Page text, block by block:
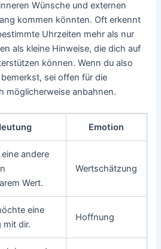
Wünsche und externen
kommen könnten. Oft erkennt
Uhrzeiten mehr als nur
als kleine Hinweise, die dich auf
können. Wenn du also
sei offen für die
möglicherweise anbahnen.
Emotion
andere
Wert.
Wertschätzung
eine
mit dir.
Hoffnung